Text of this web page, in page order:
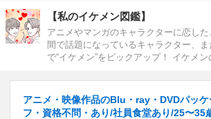
【私のイケメン図鑑】
アニメやマンガのキャラクターに恋し
間で話題になっているキャラクター、
で“イケメン”をピックアップ！ イケメ
アニメ・映像作品のBlu・ray・DVDパッ
フ・資格不問・あり/社員食堂あり/25〜35